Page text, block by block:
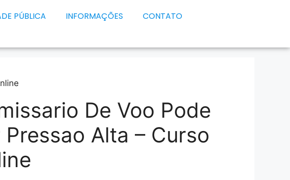
PÚBLICA INFORMAÇÕES CONTATO
De Voo Pode
Pressao Alta – Curso